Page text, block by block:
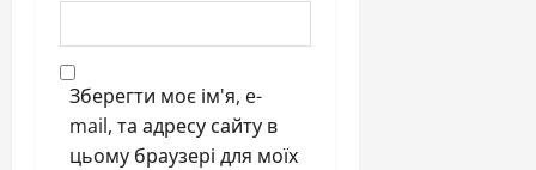
Зберегти моє ім'я, e-
mail, та адресу сайту в
цьому браузері для моїх